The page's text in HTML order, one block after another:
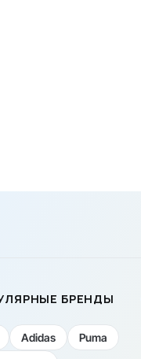
БРЕНДЫ
Adidas
Puma